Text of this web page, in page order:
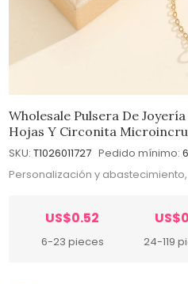
Wholesale Pulsera De
Hojas Y Circonita
SKU: T1026011727 Pedido mínimo: 6
Personalización y
US$0.52
6-23 pieces 24-119